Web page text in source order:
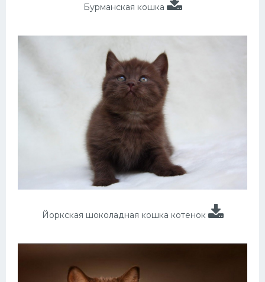
Бурманская кошка
Йоркская шоколадная кошка котенок